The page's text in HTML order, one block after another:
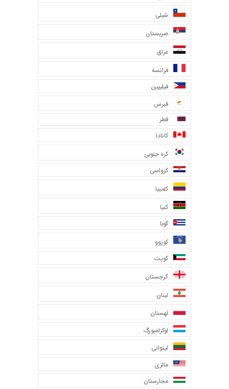
شیلی
صربستان
عراق
فرانسه
فیلیپین
قبرس
قطر
کانادا
کره جنوبی
کرواسی
کلمبیا
کنیا
کوبا
کوزوو
کویت
گرجستان
لبنان
لهستان
لوکزامبورگ
لیتوانی
مالزی
مجارستان